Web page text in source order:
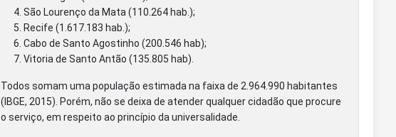
São Lourenço da Mata (110.264 hab.);
Recife (1.617.183 hab.);
Cabo de Santo Agostinho (200.546 hab);
Vitoria de Santo Antão (135.805 hab).
Todos somam uma população estimada na faixa de 2.964.990 habitantes
(IBGE, 2015). Porém, não se deixa de atender qualquer cidadão que procure
o serviço, em respeito ao princípio da universalidade.